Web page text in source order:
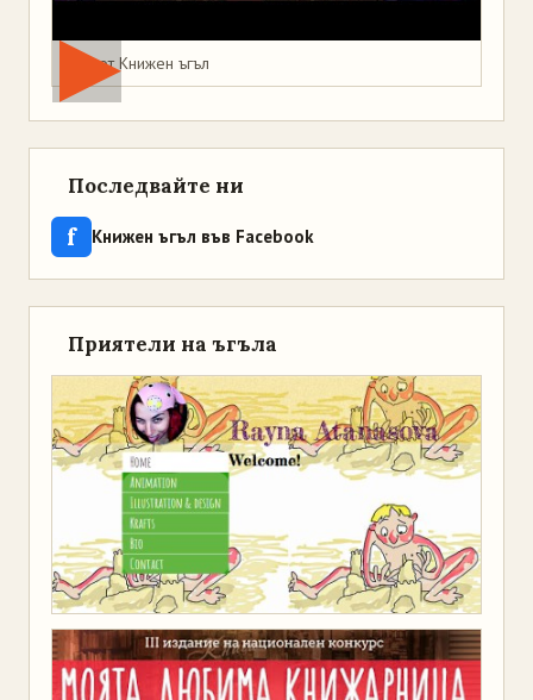
Мая от Книжен ъгъл
Последвайте ни
f Книжен ъгъл във Facebook
Приятели на ъгъла